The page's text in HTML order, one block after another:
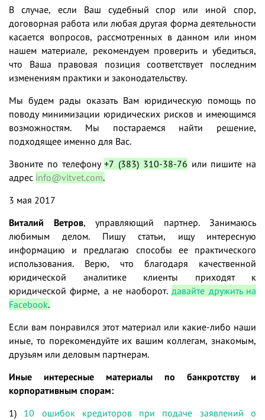
В случае, если Ваш судебный спор или иной спор,
договорная работа или любая другая форма деятельности
касается вопросов, рассмотренных в данном или ином
нашем материале, рекомендуем проверить и убедиться,
что Ваша правовая позиция соответствует последним
изменениям практики и законодательству.
Мы будем рады оказать Вам юридическую помощь по
поводу минимизации юридических рисков и имеющимся
возможностям. Мы постараемся найти решение,
подходящее именно для Вас.
Звоните по телефону+7 (383) 310-38-76 или пишите на
адрес info@vitvet.com.
3 мая 2017
Виталий Ветров, управляющий партнер. Занимаюсь
любимым делом. Пишу статьи, ищу интересную
информацию и предлагаю способы ее практического
использования. Верю, что благодаря качественной
юридической аналитике клиенты приходят к
юридической фирме, а не наоборот.давайте дружить на
Facebook.
Если вам понравился этот материал или какие-либо наши
иные, то порекомендуйте их вашим коллегам, знакомым,
друзьям или деловым партнерам.
Иные интересные материалы по банкротству и
корпоративным спорам:
1)
10 ошибок кредиторов при подаче заявлений о